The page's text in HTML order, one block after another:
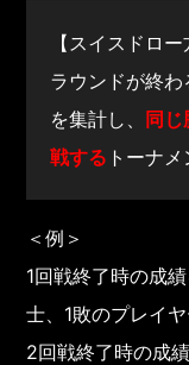
【スイスドロー
ラウンドが終
を集計し、
同
戦する トーナメ
＜例＞
1回戦終了時の成
士、1敗のプレイヤ
2回戦終了時の成